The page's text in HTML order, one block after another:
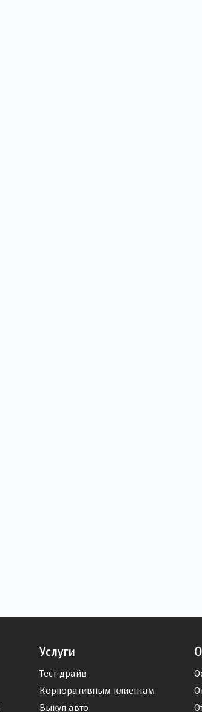
Услуги
Тест-драйв
Корпоративным клиентам
Выкуп авто